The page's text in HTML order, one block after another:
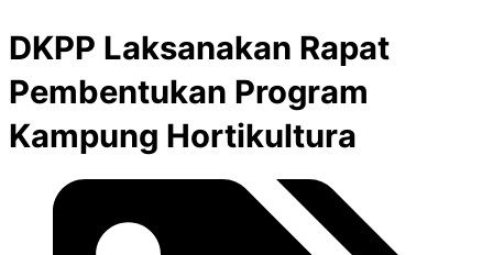
DKPP Laksanakan Rapat
Pembentukan Program
Kampung Hortikultura